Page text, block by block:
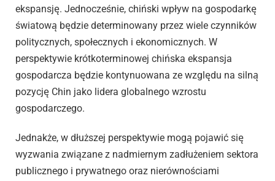
ekspansję. Jednocześnie, chiński wpływ na gospodarkę
światową będzie determinowany przez wiele czynników
politycznych, społecznych i ekonomicznych. W
perspektywie krótkoterminowej chińska ekspansja
gospodarcza będzie kontynuowana ze względu na silną
pozycję Chin jako lidera globalnego wzrostu
gospodarczego.
Jednakże, w dłuższej perspektywie mogą pojawić się
wyzwania związane z nadmiernym zadłużeniem sektora
publicznego i prywatnego oraz nierównościami